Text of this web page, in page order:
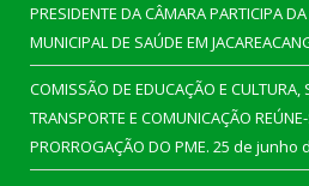
PRESIDENTE DA CÂMARA PARTICIPA
MUNICIPAL DE SAÚDE EM
COMISSÃO DE EDUCAÇÃO E CULTURA,
TRANSPORTE E COMUNICAÇÃO
PRORROGAÇÃO DO PME. 25 de junho